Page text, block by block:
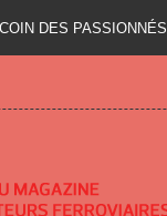
DES PASSIONNÉS